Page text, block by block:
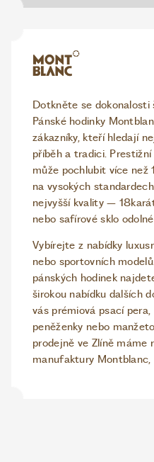
Dotkněte se dokonalosti
Pánské hodinky
zákazníky, kteří hledají
příběh a tradici.
může pochlubit více než
na vysokých
nejvyšší kvality –
nebo safírové sklo
Vybírejte z nabídky
nebo sportovních
pánských hodinek
širokou nabídku dalších
vás prémiová psací
peněženky nebo
prodejně ve Zlíně máme
manufaktury